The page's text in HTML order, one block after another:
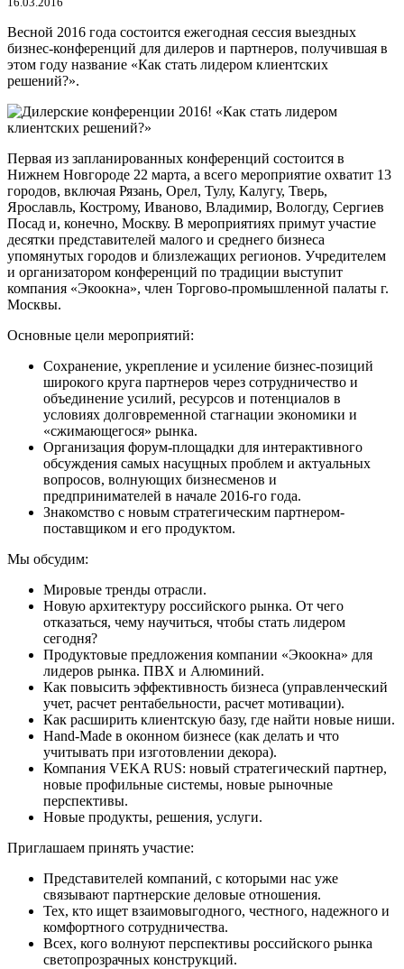
Весной 2016 года состоится ежегодная сессия выездных
бизнес-конференций для дилеров и партнеров, получившая в
этом году название «Как стать лидером клиентских
решений?».
Первая из запланированных конференций состоится в
Нижнем Новгороде 22 марта, а всего мероприятие охватит 13
городов, включая Рязань, Орел, Тулу, Калугу, Тверь,
Ярославль, Кострому, Иваново, Владимир, Вологду, Сергиев
Посад и, конечно, Москву. В мероприятиях примут участие
десятки представителей малого и среднего бизнеса
упомянутых городов и близлежащих регионов. Учредителем
и организатором конференций по традиции выступит
компания «Экоокна», член Торгово-промышленной палаты г.
Москвы.
Основные цели мероприятий:
Сохранение, укрепление и усиление бизнес-позиций
широкого круга партнеров через сотрудничество и
объединение усилий, ресурсов и потенциалов в
условиях долговременной стагнации экономики и
«сжимающегося» рынка.
Организация форум-площадки для интерактивного
обсуждения самых насущных проблем и актуальных
вопросов, волнующих бизнесменов и
предпринимателей в начале 2016-го года.
Знакомство с новым стратегическим партнером-
поставщиком и его продуктом.
Мы обсудим:
Мировые тренды отрасли.
Новую архитектуру российского рынка. От чего
отказаться, чему научиться, чтобы стать лидером
сегодня?
Продуктовые предложения компании «Экоокна» для
лидеров рынка. ПВХ и Алюминий.
Как повысить эффективность бизнеса (управленческий
учет, расчет рентабельности, расчет мотивации).
Как расширить клиентскую базу, где найти новые ниши.
Hand-Made в оконном бизнесе (как делать и что
учитывать при изготовлении декора).
Компания VEKA RUS: новый стратегический партнер,
новые профильные системы, новые рыночные
перспективы.
Новые продукты, решения, услуги.
Приглашаем принять участие:
Представителей компаний, с которыми нас уже
связывают партнерские деловые отношения.
Тех, кто ищет взаимовыгодного, честного, надежного и
комфортного сотрудничества.
Всех, кого волнуют перспективы российского рынка
светопрозрачных конструкций.